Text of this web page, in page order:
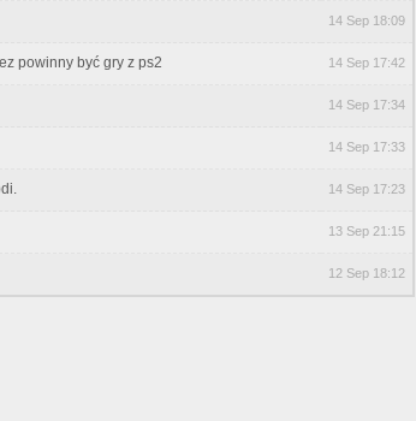
14 Sep 18:09
powinny być gry z ps2 14 Sep 17:42
14 Sep 17:34
14 Sep 17:33
14 Sep 17:23
13 Sep 21:15
12 Sep 18:12